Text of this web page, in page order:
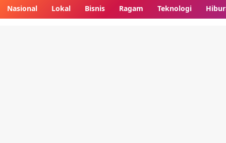
Nasional Lokal Bisnis Ragam Teknologi